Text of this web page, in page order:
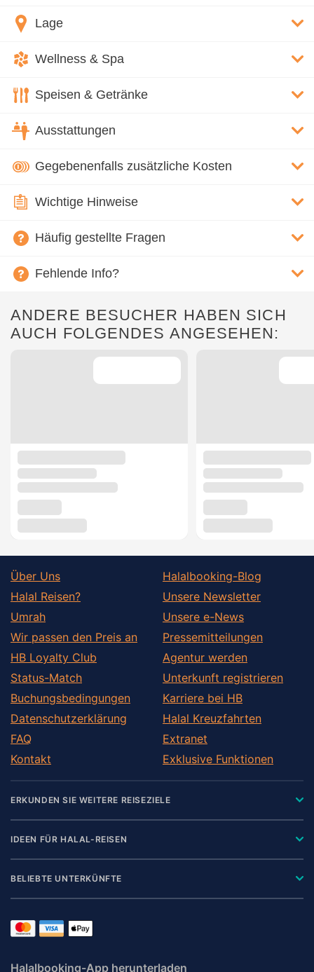
Lage
Wellness & Spa
Speisen & Getränke
Ausstattungen
Gegebenenfalls zusätzliche Kosten
Wichtige Hinweise
Häufig gestellte Fragen
Fehlende Info?
ANDERE BESUCHER HABEN SICH
AUCH FOLGENDES ANGESEHEN:
Über Uns
Halal Reisen?
Umrah
Wir passen den Preis an
HB Loyalty Club
Status-Match
Buchungsbedingungen
Datenschutzerklärung
FAQ
Kontakt
Halalbooking-Blog
Unsere Newsletter
Unsere e-News
Pressemitteilungen
Agentur werden
Unterkunft registrieren
Karriere bei HB
Halal Kreuzfahrten
Extranet
Exklusive Funktionen
ERKUNDEN SIE WEITERE REISEZIELE
IDEEN FÜR HALAL-REISEN
BELIEBTE UNTERKÜNFTE
Halalbooking-App herunterladen